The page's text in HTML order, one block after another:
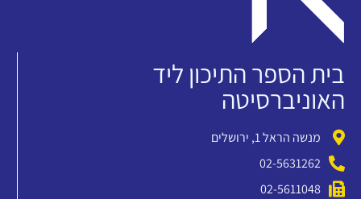
בית הספר התיכון ליד
האוניברסיטה
מנשה הראל 1, ירושלים
02-5631262
02-5611048